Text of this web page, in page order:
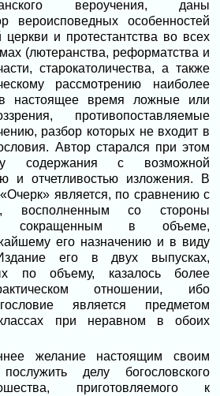
вероучения, даны
вероисповедных особенностей
церкви и протестантства во всех
(лютеранства, реформатства и
старокатоличества, а также
раccмотрению наиболее
в настоящее время ложные или
противопоставляемые
разбор которых не входит в
Автор старался при этом
содержания с возможной
и отчетливостью изложения. В
является, по сравнению с
восполненным со стороны
сокращенным в объеме,
его назначению и в виду
его в двух выпусках,
по объему, казалось более
отношении, ибо
является предметом
при неравном в обоих
желание настоящим своим
делу богословского
приготовляемого к